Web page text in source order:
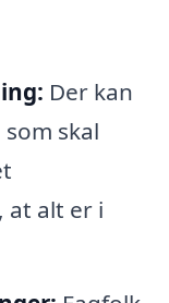
Der kan
skal
at alt er i